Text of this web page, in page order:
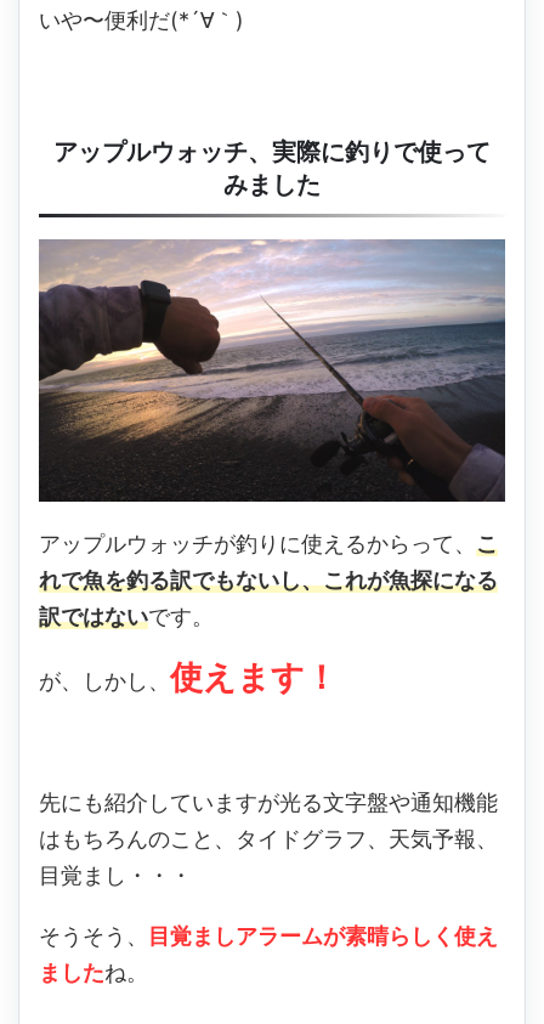
いや〜便利だ(*´∀｀)
アップルウォッチ、実際に釣りで使って
みました
アップルウォッチが釣りに使えるからって、 こ
れで魚を釣る訳でもないし、これが魚探になる
訳ではないです。
が、しかし、使えます！
先にも紹介していますが光る文字盤や通知機能
はもちろんのこと、タイドグラフ、天気予報、
目覚まし・・・
そうそう、
目覚ましアラームが素晴らしく使え
ましたね。